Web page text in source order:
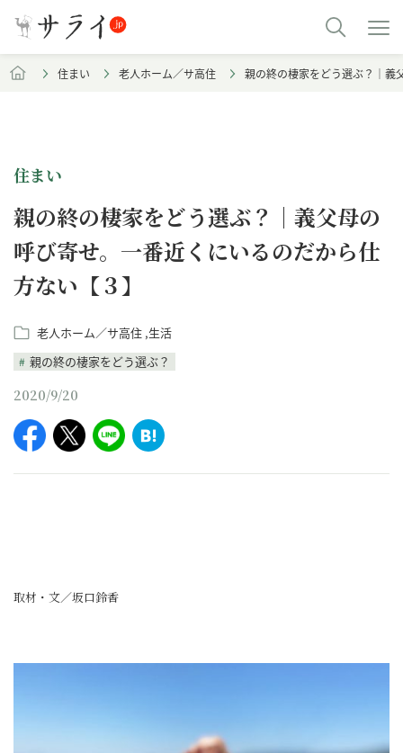
住まい 老人ホーム／サ高住 親の終の棲家をどう選ぶ？｜義
住まい
親の終の棲家をどう選ぶ？｜義父母の
呼び寄せ。一番近くにいるのだから仕
方ない【３】
老人ホーム／サ高住 生活
親の終の棲家をどう選ぶ？
2020/9/20
取材・文／坂口鈴香